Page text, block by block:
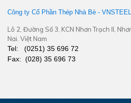
Công ty Cổ Phần Thép Nhà Bè - VNSTEEL
Lô 2, Đường Số 3, KCN Nhơn Trạch II,
Nai. Việt Nam
Tel: (0251) 35 696 72
Fax: (028) 35 696 73